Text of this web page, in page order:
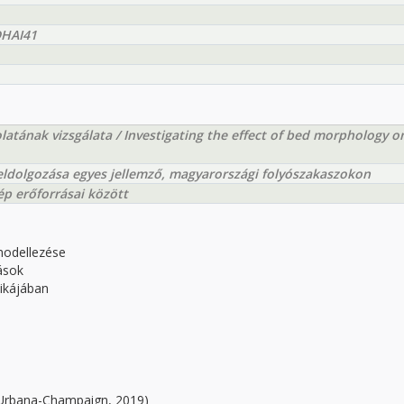
vizsgálata / Investigating the effect of bed morphology
egyes jellemző, magyarországi folyószakaszokon
erőforrásai között
Champaign, 2019)